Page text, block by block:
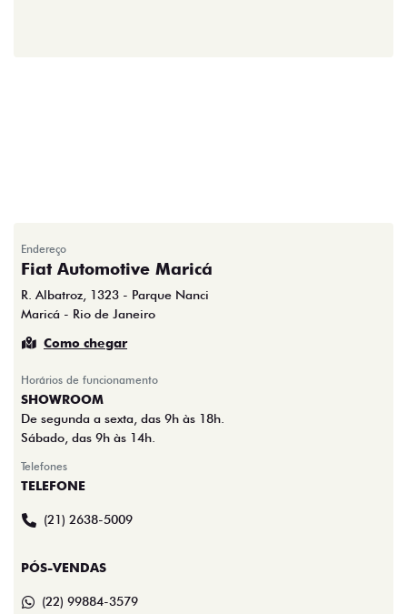
Endereço
Fiat Automotive Maricá
R. Albatroz, 1323 - Parque Nanci
Maricá - Rio de Janeiro
Como chegar
Horários de funcionamento
SHOWROOM
De segunda a sexta, das 9h às 18h.
Sábado, das 9h às 14h.
Telefones
TELEFONE
(21) 2638-5009
PÓS-VENDAS
(22) 99884-3579